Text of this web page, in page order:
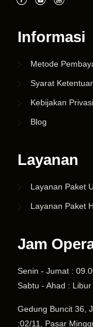
Informasi
Metode
Syarat
Kebijakan Privasi
Blog
Layanan
Layanan Paket
Layanan Paket
Jam
Senin - Jumat :
Sabtu - Ahad : Libur
Gedung Buncit 36,
:02/11, Pasar